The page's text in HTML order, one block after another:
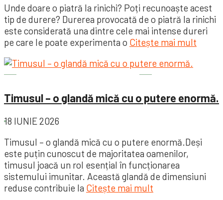
Unde doare o piatră la rinichi? Poți recunoaște acest
tip de durere? Durerea provocată de o piatră la rinichi
este considerată una dintre cele mai intense dureri
pe care le poate experimenta o Citește mai mult
Timusul – o glandă mică cu o putere enormă.
18 IUNIE 2026
Timusul – o glandă mică cu o putere enormă.Deși
este puțin cunoscut de majoritatea oamenilor,
timusul joacă un rol esențial în funcționarea
sistemului imunitar. Această glandă de dimensiuni
reduse contribuie la Citește mai mult